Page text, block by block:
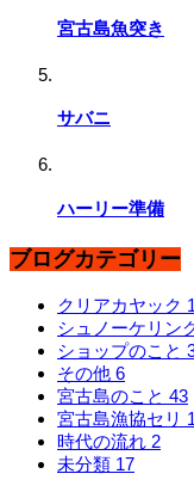
宮古島魚突き
サバニ
ハーリー準備
ブログカテゴリー
クリアカヤック 1
シュノーケリン
ショップのこと
その他 6
宮古島のこと 43
宮古島漁協セリ
時代の流れ 2
未分類 17